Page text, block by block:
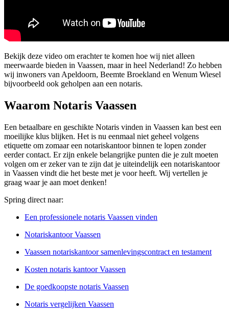
Bekijk deze video om erachter te komen hoe wij niet alleen
meerwaarde bieden in Vaassen, maar in heel Nederland! Zo hebben
wij inwoners van Apeldoorn, Beemte Broekland en Wenum Wiesel
bijvoorbeeld ook geholpen aan een notaris.
Waarom Notaris Vaassen
Een betaalbare en geschikte Notaris vinden in Vaassen kan best een
moeilijke klus blijken. Het is nu eenmaal niet geheel volgens
etiquette om zomaar een notariskantoor binnen te lopen zonder
eerder contact. Er zijn enkele belangrijke punten die je zult moeten
volgen om er zeker van te zijn dat je uiteindelijk een notariskantoor
in Vaassen vindt die het beste met je voor heeft. Wij vertellen je
graag waar je aan moet denken!
Spring direct naar:
Een professionele notaris Vaassen vinden
Notariskantoor Vaassen
Vaassen notariskantoor samenlevingscontract en testament
Kosten notaris kantoor Vaassen
De goedkoopste notaris Vaassen
Notaris vergelijken Vaassen